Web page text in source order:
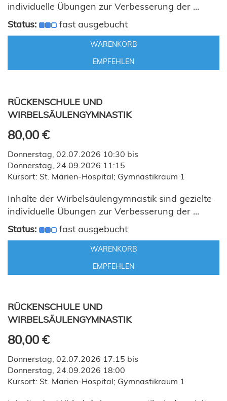
individuelle Übungen zur Verbesserung der ...
Status:
fast ausgebucht
WARENKORB
EMPFEHLEN
RÜCKENSCHULE UND
WIRBELSÄULENGYMNASTIK
80,00 €
Donnerstag, 02.07.2026 10:30 bis
Donnerstag, 24.09.2026 11:15
Kursort: St. Marien-Hospital; Gymnastikraum 1
Inhalte der Wirbelsäulengymnastik sind gezielte
individuelle Übungen zur Verbesserung der ...
Status:
fast ausgebucht
WARENKORB
EMPFEHLEN
RÜCKENSCHULE UND
WIRBELSÄULENGYMNASTIK
80,00 €
Donnerstag, 02.07.2026 17:15 bis
Donnerstag, 24.09.2026 18:00
Kursort: St. Marien-Hospital; Gymnastikraum 1